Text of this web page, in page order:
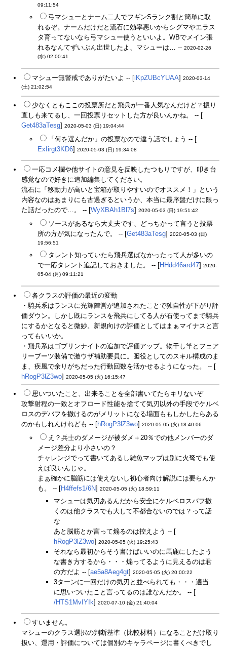
09:11:54
弓マシューとナーム二人でフギンSランク割と簡単に取
れるぞ。ナームだけだと流石に効率悪いからシグマやエラス
タ育ってないなら弓マシュー使うといいよ。WBでメイン張
れるなんてずいぶん出世したよ、マシューは… -- 2020-02-26
(水) 02:00:41
マシュー無警戒でありがたいよ -- [iKpZUBcYUAA] 2020-03-14
(土) 21:02:54
少なくともここの投票所だと飛兵が一番人気なんだけど？振り
直しも来てるし、一回投票リセットした方が良いんかね。 -- [
Get483aTesg] 2020-05-03 (日) 19:04:44
「何を選んだか」の投票なので違う話でしょう -- [
ExIirgt3KD6] 2020-05-03 (日) 19:34:08
一応コメ欄や他サイトの意見を反映したつもりですが、叩き台
感覚なので好きに追加編集してください。
流石に「移動力が高いと宝箱が取りやすいのでオススメ！」という
内容なのはあまりにも古過ぎるというか、本当に最序盤だけに限っ
た話だったので…。 -- [WyXBAh1Bl7s] 2020-05-03 (日) 19:51:42
ソースがあるなら大丈夫です、どっちかって言うと投票
所の方が気になったんで。 -- [Get483aTesg] 2020-05-03 (日)
19:56:51
タレント知っていたら飛兵選ばなかったって人が多いの
で一応タレント追記しておきました。 -- [HHdd46ard47] 2020-
05-04 (月) 09:11:21
各クラスの評価の最近の変動
・騎兵系はランスに光輝陣営が追加されたことで独自性が下がり評
価ダウン。しかし既にランスを飛兵にしてる人が石使ってまで騎兵
にするかとなると微妙。新規向けの評価としてはまぁマイナスと言
ってもいいか。
・飛兵系はゴブリンナイトの追加で評価アップ。物干し竿とフェア
リーブーツ装備で激ウザ補助要員に。囮役としてのスキル構成のま
ま、疾風で余りがちだった行動回数を活かせるようになった。 -- [
hRogP3lZ3wo] 2020-05-05 (火) 16:15:47
思いついたこと、出来ることを全部書いてたらキリないぞ
攻撃射程の一致とオフロード性能を捨てて気刃以外の手段でケルベ
ロスのデバフを撒けるのがメリットになる場面ももしかしたらある
のかもしれんけれども -- [hRogP3lZ3wo] 2020-05-05 (火) 18:40:06
え？兵士のダメージが被ダメ＋20％での他メンバーのダ
メージ差分より小さいの？
チャレンジでって書いてあるし雑魚マップは別に火弩でも使
えば良いんじゃ。
まぁ確かに脳筋には使えないし初心者向け解説には要らんか
も。 -- [H4ffefs1/6N] 2020-05-05 (火) 18:59:11
マシューは気刃あるんだから安全にケルベロスバフ撒
くのは他クラスでも大して不都合ないのでは？って話
な
あと脳筋とか言って煽るのは控えよう -- [
hRogP3lZ3wo] 2020-05-05 (火) 19:25:43
それなら最初からそう書けばいいのに馬鹿にしたよう
な書き方するから・・・煽ってるように見えるのは君
の方だよ -- [ae5a8Aeg4gt] 2020-05-05 (火) 20:00:22
3ターンに一回だけの気刃と並べられても・・・適当
に思いついたこと言ってるのは誰なんだか。 -- [
/HTS1MvIYIk] 2020-07-10 (金) 21:40:04
すいません。
マシューのクラス選択の判断基準（比較材料）になることだけ取り
扱い、運用・評価については個別のキャラページに書くべきでし